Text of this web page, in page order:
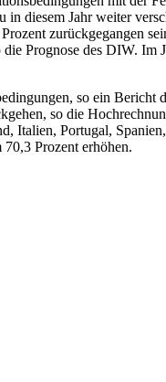
diesem Jahr weiter
zurückgegangen
Prognose des DIW.
so ein
so die
Italien, Portugal,
Prozent erhöhen.